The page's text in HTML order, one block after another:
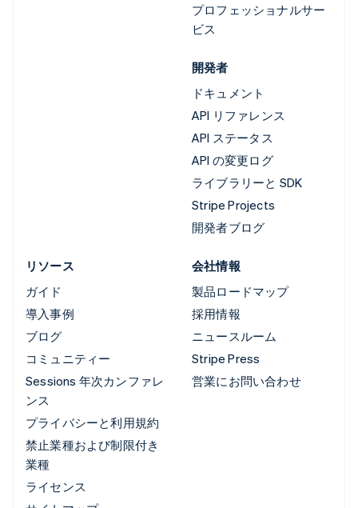
プロフェッショナルサー
ビス
開発者
ドキュメント
API リファレンス
API ステータス
API の変更ログ
ライブラリーと SDK
Stripe Projects
開発者ブログ
リソース
ガイド
導入事例
ブログ
コミュニティー
Sessions 年次カンファレ
ンス
プライバシーと利用規約
禁止業種および制限付き
業種
ライセンス
会社情報
製品ロードマップ
採用情報
ニュースルーム
Stripe Press
営業にお問い合わせ